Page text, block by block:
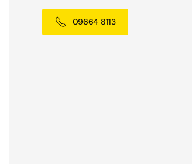
09664 8113